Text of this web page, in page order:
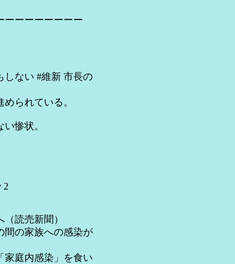
ーーーーーーーー
しない #維新 市長の
られている。
惨状。
2
読売新聞）
間の家族への感染が
家庭内感染」を食い